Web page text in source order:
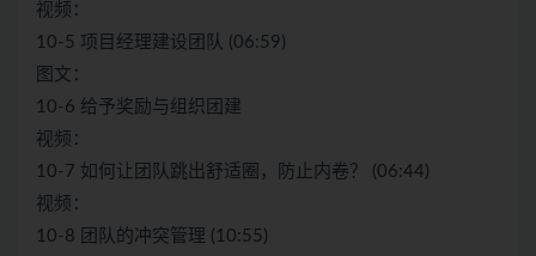
视频：
10-5 项目经理建设团队 (06:59)
图文：
10-6 给予奖励与组织团建
视频：
10-7 如何让团队跳出舒适圈，防止内卷？ (06:44)
视频：
10-8 团队的冲突管理 (10:55)